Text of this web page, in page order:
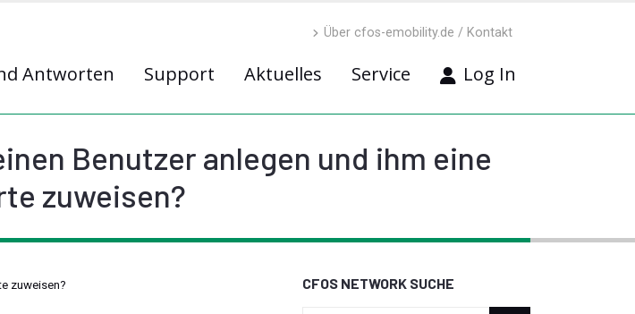
Über cfos-emobility.de / Kontakt
Antworten Support Aktuelles Service Log In
Benutzer anlegen und ihm eine
zuweisen?
zuweisen? CFOS NETWORK SUCHE